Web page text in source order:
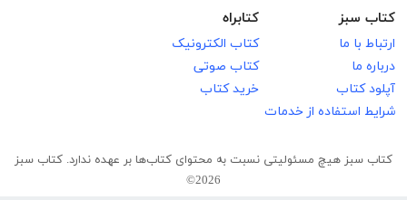
کتاب سبز
ارتباط با ما
درباره ما
آپلود کتاب
شرایط استفاده از خدمات
کتابراه
کتاب الکترونیک
کتاب صوتی
خرید کتاب
کتاب سبز هیچ مسئولیتی نسبت به محتوای کتاب‌ها بر عهده ندارد. کتاب سبز
2026©